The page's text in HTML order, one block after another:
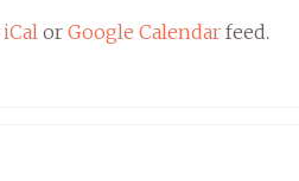
iCal or Google Calendar feed.